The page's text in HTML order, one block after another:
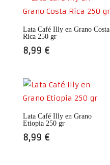
Lata Café Illy en Grano Costa
Rica 250 gr
8,99 €
Lata Café Illy en Grano
Etiopia 250 gr
8,99 €